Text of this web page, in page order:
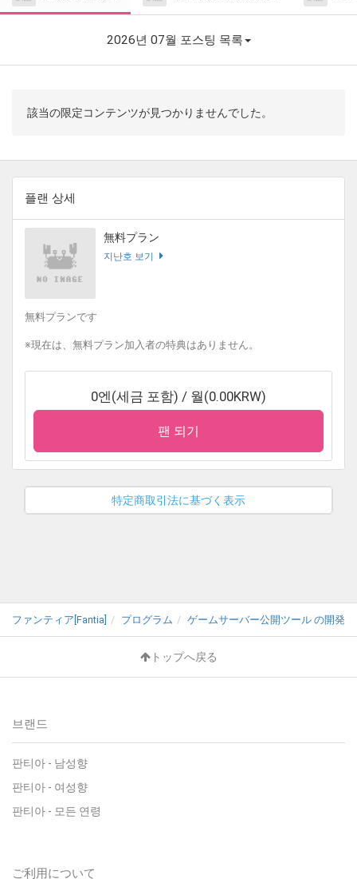
2026년 07월 포스팅 목록
該当の限定コンテンツが見つかりませんでした。
플랜 상세
無料プラン
지난호 보기
無料プランです
※現在は、無料プラン加入者の特典はありません。
0엔(세금 포함) / 월(0.00KRW)
팬 되기
特定商取引法に基づく表示
ファンティア[Fantia] プログラム ゲームサーバー公開ツール の開発
トップへ戻る
브랜드
판티아 - 남성향
판티아 - 여성향
판티아 - 모든 연령
ご利用について